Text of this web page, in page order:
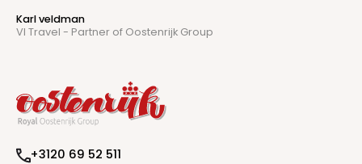
Karl veldman
VI Travel - Partner of Oostenrijk Group
+3120 69 52 511